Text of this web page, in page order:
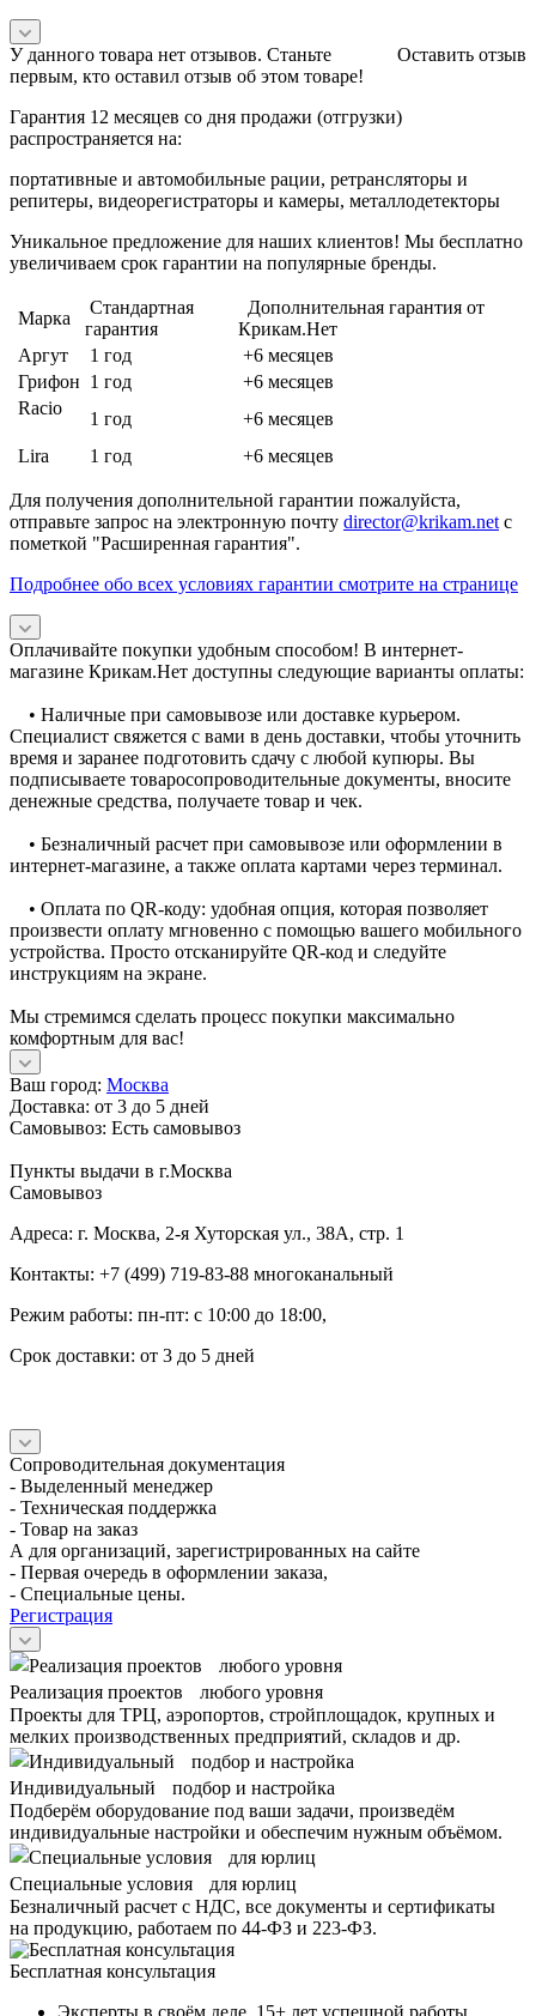
Оставить отзыв
У данного товара нет отзывов. Станьте
первым, кто оставил отзыв об этом товаре!
Гарантия 12 месяцев со дня продажи (отгрузки)
распространяется на:
портативные и автомобильные рации, ретрансляторы и
репитеры, видеорегистраторы и камеры, металлодетекторы
Уникальное предложение для наших клиентов! Мы бесплатно
увеличиваем срок гарантии на популярные бренды.
Марка
Стандартная
гарантия
Дополнительная гарантия от
Крикам.Нет
Аргут
1 год
+6 месяцев
Грифон 1 год
+6 месяцев
Racio
1 год
+6 месяцев
Lira
1 год +6 месяцев
Для получения дополнительной гарантии пожалуйста,
отправьте запрос на электронную почту director@krikam.net с
пометкой "Расширенная гарантия".
Подробнее обо всех условиях гарантии смотрите на странице
Оплачивайте покупки удобным способом! В интернет-
магазине Крикам.Нет доступны следующие варианты оплаты:
• Наличные при самовывозе или доставке курьером.
Специалист свяжется с вами в день доставки, чтобы уточнить
время и заранее подготовить сдачу с любой купюры. Вы
подписываете товаросопроводительные документы, вносите
денежные средства, получаете товар и чек.
• Безналичный расчет при самовывозе или оформлении в
интернет-магазине, а также оплата картами через терминал.
• Оплата по QR-коду: удобная опция, которая позволяет
произвести оплату мгновенно с помощью вашего мобильного
устройства. Просто отсканируйте QR-код и следуйте
инструкциям на экране.
Мы стремимся сделать процесс покупки максимально
комфортным для вас!
Ваш город: Москва
Доставка: от 3 до 5 дней
Самовывоз: Есть самовывоз
Пункты выдачи в г.Москва
Самовывоз
Адреса: г. Москва, 2-я Хуторская ул., 38А, стр. 1
Контакты: +7 (499) 719-83-88 многоканальный
Режим работы: пн-пт: с 10:00 до 18:00,
Срок доставки: от 3 до 5 дней
Сопроводительная документация
- Выделенный менеджер
- Техническая поддержка
- Товар на заказ
А для организаций, зарегистрированных на сайте
- Первая очередь в оформлении заказа,
- Специальные цены.
Регистрация
Реализация проектов любого уровня
Проекты для ТРЦ, аэропортов, стройплощадок, крупных и
мелких производственных предприятий, складов и др.
Индивидуальный подбор и настройка
Подберём оборудование под ваши задачи, произведём
индивидуальные настройки и обеспечим нужным объёмом.
Специальные условия для юрлиц
Безналичный расчет с НДС, все документы и сертификаты
на продукцию, работаем по 44-ФЗ и 223-ФЗ.
Бесплатная консультация
Эксперты в своём деле, 15+ лет успешной работы